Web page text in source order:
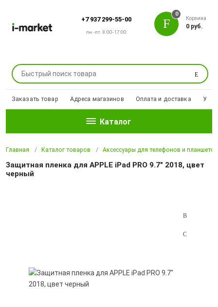
+7 937 299-55-00
пн.-пт. 8:00-17:00
Поиск
0
Корзина
0 руб.
Заказать товар Адреса магазинов Оплата и доставка
Каталог
Главная Каталог товаров Аксессуары для телефонов и планшетов
Защитная пленка для APPLE iPad PRO 9.7" 2018, цвет
черный